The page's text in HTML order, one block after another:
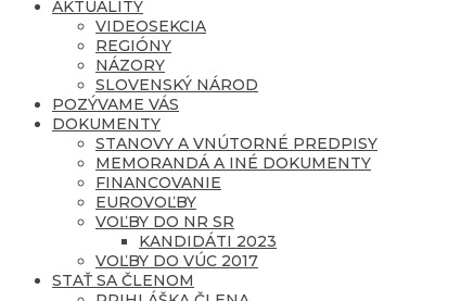
AKTUALITY
VIDEOSEKCIA
REGIÓNY
NÁZORY
SLOVENSKÝ NÁROD
POZÝVAME VÁS
DOKUMENTY
STANOVY A VNÚTORNÉ PREDPISY
MEMORANDÁ A INÉ DOKUMENTY
FINANCOVANIE
EUROVOĽBY
VOĽBY DO NR SR
KANDIDÁTI 2023
VOĽBY DO VÚC 2017
STAŤ SA ČLENOM